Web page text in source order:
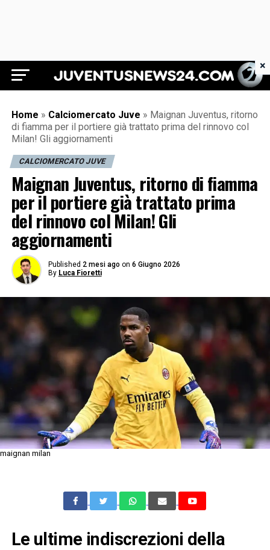
Juventus News 24
Home » Calciomercato Juve » Maignan Juventus, ritorno
di fiamma per il portiere già trattato prima del rinnovo col
Milan! Gli aggiornamenti
CALCIOMERCATO JUVE
Maignan Juventus, ritorno di fiamma
per il portiere già trattato prima
del rinnovo col Milan! Gli
aggiornamenti
Published 2 mesi ago on 6 Giugno 2026
By Luca Fioretti
maignan milan
Le ultime indiscrezioni della
×